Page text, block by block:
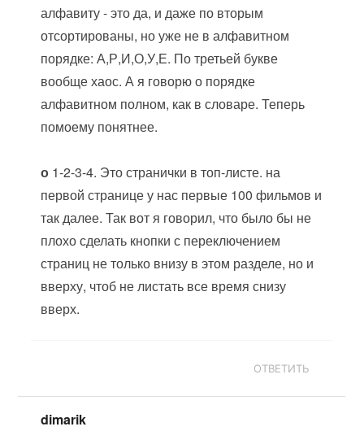
алфавиту - это да, и даже по вторым
отсортированы, но уже не в алфавитном
порядке: А,Р,И,О,У,Е. По третьей букве
вообще хаос. А я говорю о порядке
алфавитном полном, как в словаре. Теперь
помоему понятнее.
о 1-2-3-4. Это странички в топ-листе. на
первой странице у нас первые 100 фильмов и
так далее. Так вот я говорил, что было бы не
плохо сделать кнопки с переключением
страниц не только внизу в этом разделе, но и
вверху, чтоб не листать все время снизу
вверх.
ОТВЕТИТЬ
dimarik